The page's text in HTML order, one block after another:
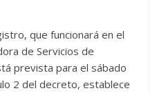
que funcionará en el
de Servicios de
prevista para el sábado
2 del decreto, establece